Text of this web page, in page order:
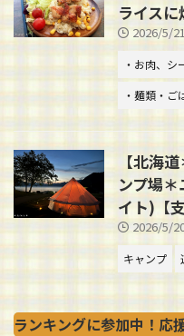
ライス
2026/5/21
・お肉、シ
・麺類・ご
【北海
ンプ場
イト)【
2026/5/
キャンプ
ランキングに参加中！応